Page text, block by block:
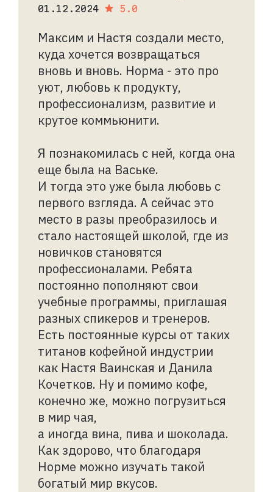
01.12.2024 5.0
Максим и Настя создали место,
куда хочется возвращаться
вновь и вновь. Норма - это про
уют, любовь к продукту,
профессионализм, развитие и
крутое коммьюнити.
Я познакомилась с ней, когда она
еще была на Ваське.
И тогда это уже была любовь с
первого взгляда. А сейчас это
место в разы преобразилось и
стало настоящей школой, где из
новичков становятся
профессионалами. Ребята
постоянно пополняют свои
учебные программы, приглашая
разных спикеров и тренеров.
Есть постоянные курсы от таких
титанов кофейной индустрии
как Настя Ваинская и Данила
Кочетков. Ну и помимо кофе,
конечно же, можно погрузиться
в мир чая,
а иногда вина, пива и шоколада.
Как здорово, что благодаря
Норме можно изучать такой
богатый мир вкусов.